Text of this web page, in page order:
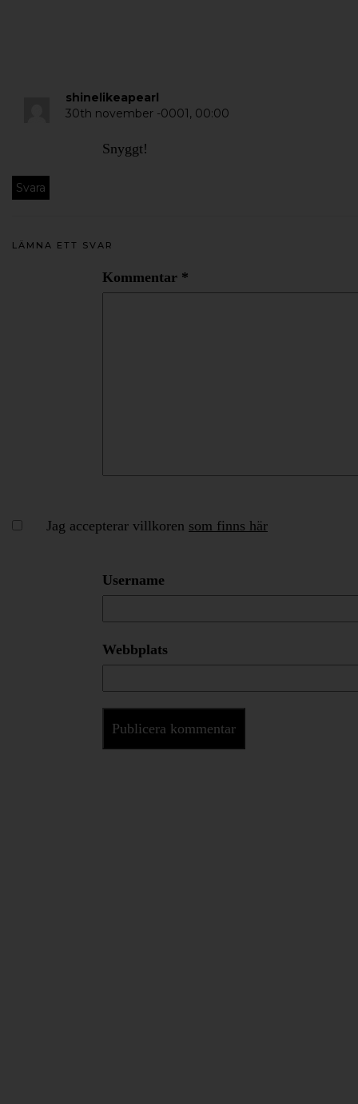
shinelikeapearl
30th november -0001, 00:00
Snyggt!
Svara
LÄMNA ETT SVAR
Kommentar *
Jag accepterar villkoren som finns här
Username
Webbplats